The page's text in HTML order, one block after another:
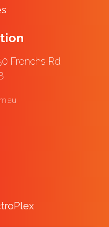
Frenchs Rd